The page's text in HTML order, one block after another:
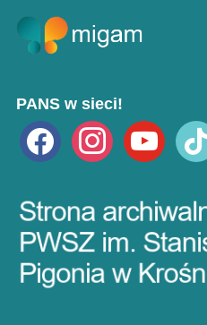
PANS w sieci!
facebook instagramyoutube tiktok